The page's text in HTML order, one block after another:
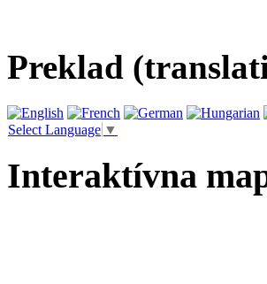
Preklad
Select Language ▼
Interaktívna